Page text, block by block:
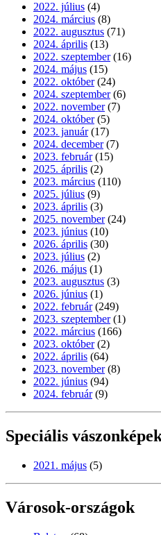
2022. július (4)
2024. március (8)
2022. augusztus (71)
2024. április (13)
2022. szeptember (16)
2024. május (15)
2022. október (24)
2024. szeptember (6)
2022. november (7)
2024. október (5)
2023. január (17)
2024. december (7)
2023. február (15)
2025. április (2)
2023. március (110)
2025. július (9)
2023. április (3)
2025. november (24)
2023. június (10)
2026. április (30)
2023. július (2)
2026. május (1)
2023. augusztus (3)
2026. június (1)
2022. február (249)
2023. szeptember (1)
2022. március (166)
2023. október (2)
2022. április (64)
2023. november (8)
2022. június (94)
2024. február (9)
Speciális
2021. május (5)
Városok-országok